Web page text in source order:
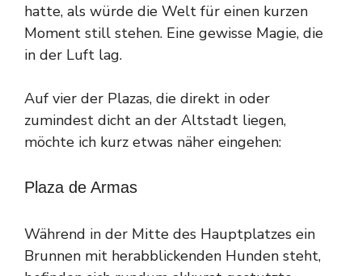
hatte, als würde die Welt für einen kurzen
Moment still stehen. Eine gewisse Magie, die
in der Luft lag.
Auf vier der Plazas, die direkt in oder
zumindest dicht an der Altstadt liegen,
möchte ich kurz etwas näher eingehen:
Plaza de Armas
Während in der Mitte des Hauptplatzes ein
Brunnen mit herabblickenden Hunden steht,